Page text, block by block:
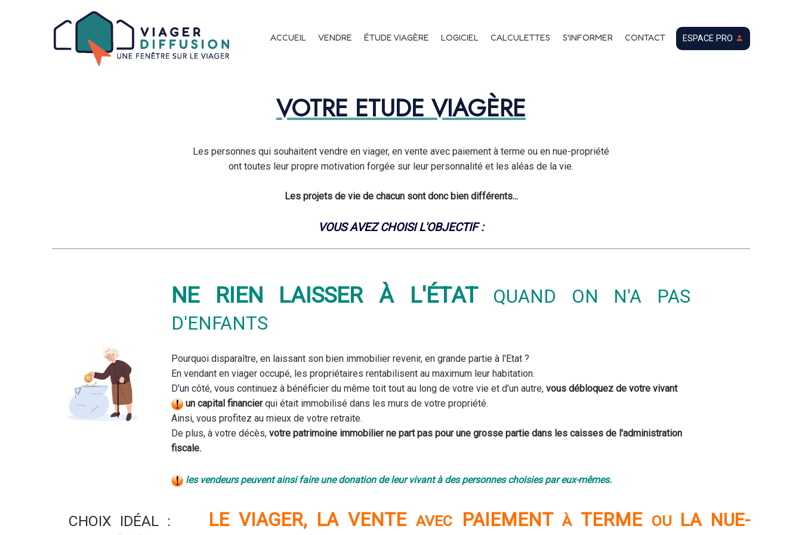
Le viager ou la vente à terme : comment ne rien laisser à l'état !
EN-TÊTE
Navigation principale
ACCUEIL VENDRE ÉTUDE VIAGÈRE LOGICIEL CALCULETTES S'INFORMER CONTACT ESPACE PRO
VOTRE ETUDE VIAGÈRE
Les personnes qui souhaitent vendre en viager, en vente avec paiement à terme ou en nue-propriété
ont toutes leur propre motivation forgée sur leur personnalité et les aléas de la vie.
Les projets de vie de chacun sont donc bien différents...
VOUS AVEZ CHOISI L'OBJECTIF :
NE RIEN LAISSER À L'ÉTATQUAND ON N'A PAS
D'ENFANTS
Pourquoi disparaître, en laissant son bien immobilier revenir, en grande partie à l'Etat ?
En vendant en viager occupé, les propriétaires rentabilisent au maximum leur habitation.
D'un côté, vous continuez à bénéficier du même toit tout au long de votre vie et d’un autre, vous débloquez de votre vivant
un capital financierqui était immobilisé dans les murs de votre propriété.
Ainsi, vous profitez au mieux de votre retraite.
De plus, à votre décès, votre patrimoine immobilier ne part pas pour une grosse partie dans les caisses de l'administration
fiscale.
les vendeurs peuvent ainsi faire une donation de leur vivant à des personnes choisies par eux-mêmes.
CHOIX IDÉAL : LE VIAGER, LA VENTE AVECPAIEMENTÀTERME OU LA NUE-